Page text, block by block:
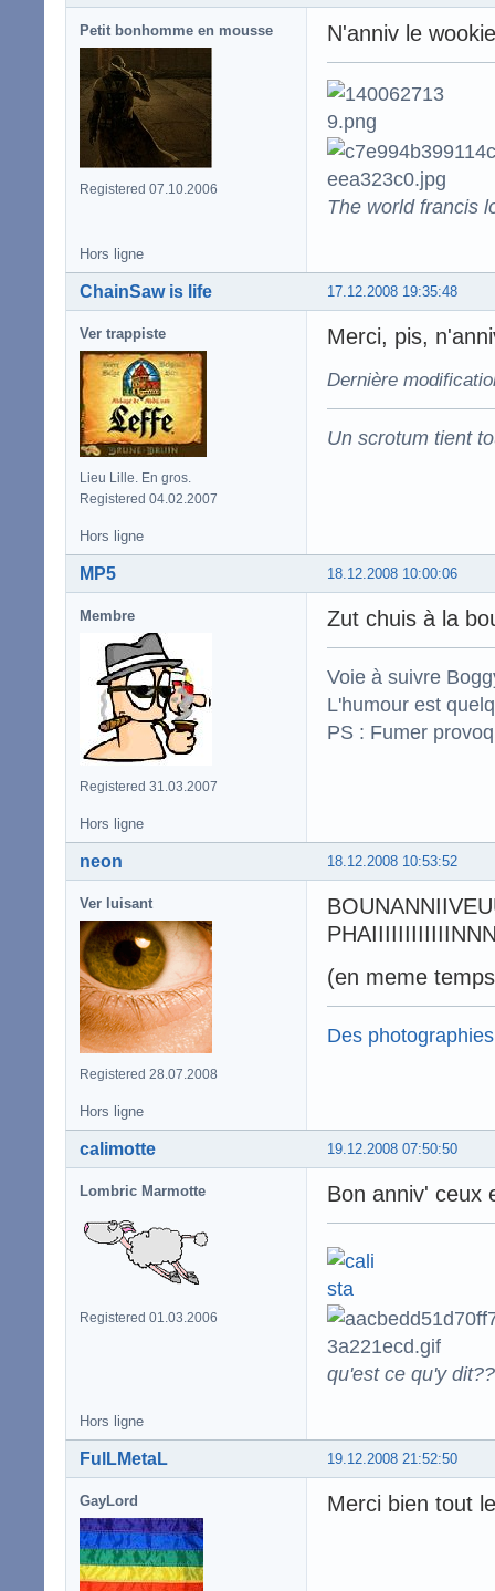
Petit bonhomme en mousse
Registered 07.10.2006
N'anniv le
The world francis
Hors ligne
17.12.2008 19:35:48
ChainSaw is life
Ver trappiste
Lieu Lille. En gros.
Registered 04.02.2007
Merci, pis,
Dernière
Un scrotum tient
Hors ligne
18.12.2008 10:00:06
MP5
Membre
Registered 31.03.2007
Zut chuis à la
Voie à suivre
L'humour est
PS : Fumer
Hors ligne
18.12.2008 10:53:52
neon
Ver luisant
Registered 28.07.2008
(en meme
Des
Hors ligne
19.12.2008 07:50:50
calimotte
Lombric Marmotte
Registered 01.03.2006
Bon anniv' ceux
qu'est ce qu'y
Hors ligne
19.12.2008 21:52:50
FulLMetaL
GayLord Merci bien tout